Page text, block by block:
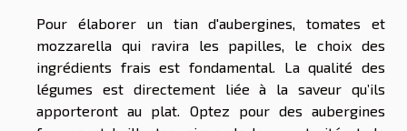
Pour élaborer un tian d'aubergines, tomates et
mozzarella qui ravira les papilles, le choix des
ingrédients frais est fondamental. La qualité des
légumes est directement liée à la saveur qu’ils
apporteront au plat. Optez pour des aubergines